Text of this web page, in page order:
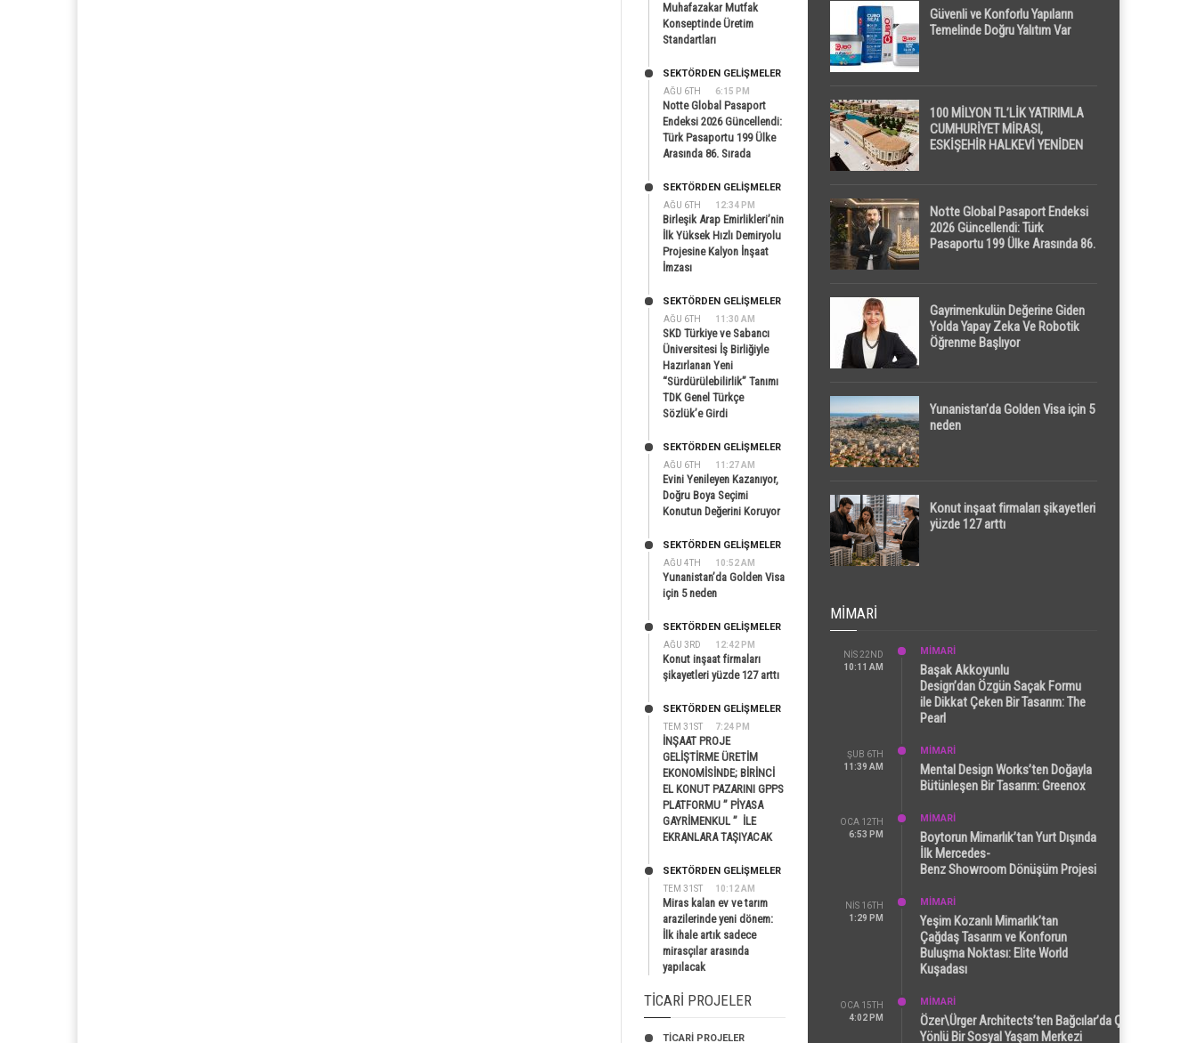
Muhafazakar Mutfak
Konseptinde Üretim
Standartları
AĞU 6TH 6:15 PM
SEKTÖRDEN GELIŞMELER
Notte Global Pasaport
Endeksi 2026 Güncellendi:
Türk Pasaportu 199 Ülke
Arasında 86. Sırada
AĞU 6TH 12:34 PM
SEKTÖRDEN GELIŞMELER
Birleşik Arap Emirlikleri’nin
İlk Yüksek Hızlı Demiryolu
Projesine Kalyon İnşaat
İmzası
AĞU 6TH 11:30 AM
SEKTÖRDEN GELIŞMELER
SKD Türkiye ve Sabancı
Üniversitesi İş Birliğiyle
Hazırlanan Yeni
“Sürdürülebilirlik” Tanımı
TDK Genel Türkçe
Sözlük’e Girdi
AĞU 6TH 11:27 AM
SEKTÖRDEN GELIŞMELER
Evini Yenileyen Kazanıyor,
Doğru Boya Seçimi
Konutun Değerini Koruyor
AĞU 4TH 10:52 AM
SEKTÖRDEN GELIŞMELER
Yunanistan’da Golden Visa
için 5 neden
AĞU 3RD 12:42 PM
SEKTÖRDEN GELIŞMELER
Konut inşaat firmaları
şikayetleri yüzde 127 arttı
TEM 31ST 7:24 PM
SEKTÖRDEN GELIŞMELER
İNŞAAT PROJE
GELİŞTİRME ÜRETİM
EKONOMİSİNDE; BİRİNCİ
EL KONUT PAZARINI GPPS
PLATFORMU ” PİYASA
GAYRİMENKUL ” İLE
EKRANLARA TAŞIYACAK
TEM 31ST 10:12 AM
SEKTÖRDEN GELIŞMELER
Miras kalan ev ve tarım
arazilerinde yeni dönem:
İlk ihale artık sadece
mirasçılar arasında
yapılacak
TICARI PROJELER
TİCARİ PROJELER
Güvenli ve Konforlu Yapıların
Temelinde Doğru Yalıtım Var
100 MİLYON TL’LİK YATIRIMLA
CUMHURİYET MİRASI,
ESKİŞEHİR HALKEVİ YENİDEN
Notte Global Pasaport Endeksi
2026 Güncellendi: Türk
Pasaportu 199 Ülke Arasında 86.
Gayrimenkulün Değerine Giden
Yolda Yapay Zeka Ve Robotik
Öğrenme Başlıyor
Yunanistan’da Golden Visa için 5
neden
Konut inşaat firmaları şikayetleri
yüzde 127 arttı
MIMARI
NIS 22ND
10:11 AM
MİMARİ
Başak Akkoyunlu
Design’dan Özgün Saçak Formu
ile Dikkat Çeken Bir Tasarım: The
Pearl
ŞUB 6TH
11:39 AM
MİMARİ
Mental Design Works’ten Doğayla
Bütünleşen Bir Tasarım: Greenox
OCA 12TH
6:53 PM
MİMARİ
Boytorun Mimarlık’tan Yurt Dışında
İlk Mercedes-
Benz Showroom Dönüşüm Projesi
NIS 16TH
1:29 PM
MİMARİ
Yeşim Kozanlı Mimarlık’tan
Çağdaş Tasarım ve Konforun
Buluşma Noktası: Elite World
Kuşadası
OCA 15TH
4:02 PM
MİMARİ
Özer\Ürger Architects’ten Bağcılar’da Çok
Yönlü Bir Sosyal Yaşam Merkezi